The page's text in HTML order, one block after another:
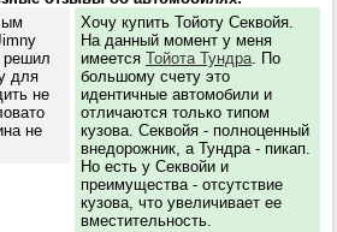
решил
для
не
не
Хочу купить Тойоту Секвойя.
На данный момент у меня
имеется Тойота Тундра. По
большому счету это
идентичные автомобили и
отличаются только типом
кузова. Секвойя - полноценный
внедорожник, а Тундра - пикап.
Но есть у Секвойи и
преимущества - отсутствие
кузова, что увеличивает ее
вместительность.